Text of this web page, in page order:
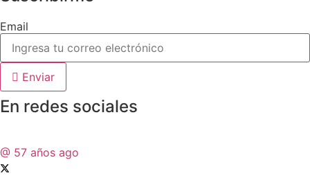
Email
Enviar
En redes sociales
@ 57 años ago